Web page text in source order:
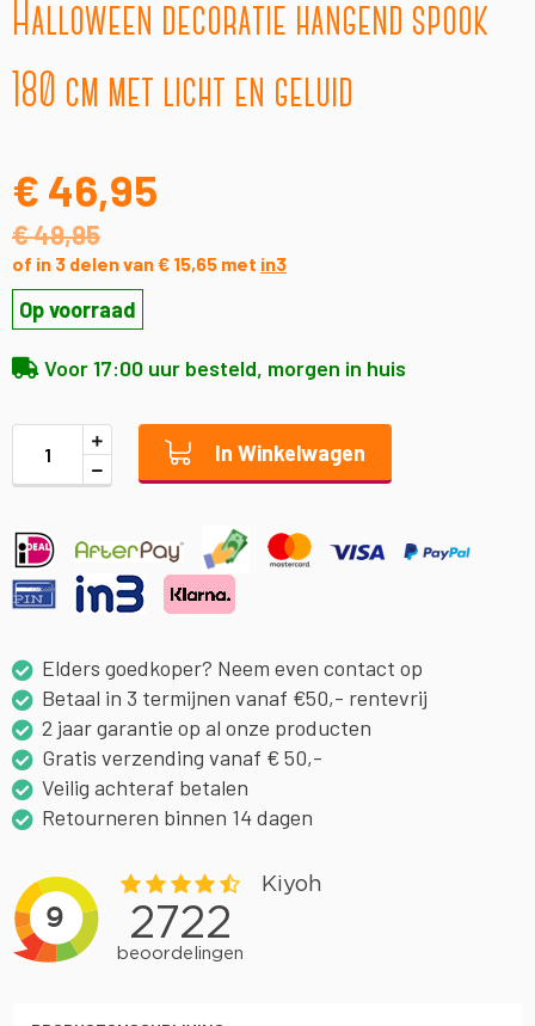
Halloween decoratie hangend spook
180 cm met licht en geluid
€ 46,95
€ 49,95
of in 3 delen van € 15,65 met in3
Op voorraad
Voor 17:00 uur besteld, morgen in huis
In Winkelwagen
Elders goedkoper? Neem even contact op
Betaal in 3 termijnen vanaf €50,- rentevrij
2 jaar garantie op al onze producten
Gratis verzending vanaf € 50,-
Veilig achteraf betalen
Retourneren binnen 14 dagen
het
begin
van